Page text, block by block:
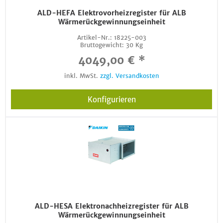
ALD-HEFA Elektrovorheizregister für ALB
Wärmerückgewinnungseinheit
Artikel-Nr.: 18225-003
Bruttogewicht: 30 Kg
4049,00 € *
inkl. MwSt. zzgl. Versandkosten
Konfigurieren
ALD-HESA Elektronachheizregister für ALB
Wärmerückgewinnungseinheit